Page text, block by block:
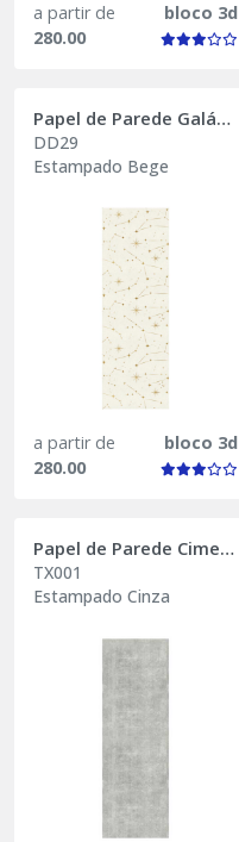
a partir de
280.00
bloco 3d
Papel de Parede Galáctico
DD29
Estampado Bege
a partir de
280.00
bloco 3d
Papel de Parede Cimento Queimado
TX001
Estampado Cinza